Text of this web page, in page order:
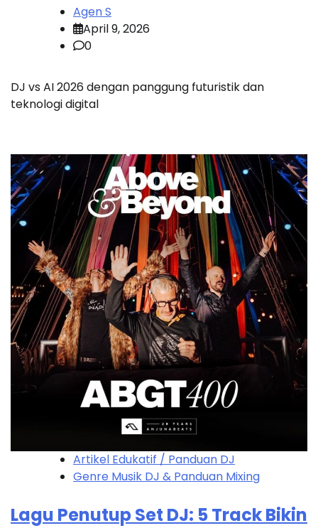
Agen S
April 9, 2026
0
DJ vs AI 2026 dengan panggung futuristik dan
teknologi digital
Artikel Edukatif / Panduan DJ
Genre Musik DJ & Panduan Mixing
Lagu Penutup Set DJ: 5 Track Bikin